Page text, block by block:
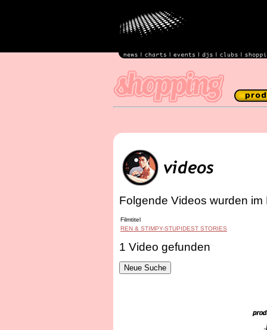
Folgende Videos wurden
Filmtitel
REN & STIMPY-STUPIDEST STORIES
1 Video gefunden